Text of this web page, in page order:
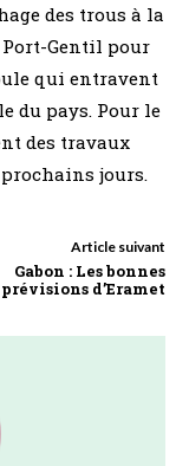
des trous à la
Gentil pour
qui entravent
du pays. Pour le
des travaux
jours.
Article suivant
Gabon : Les bonnes
prévisions d’Eramet